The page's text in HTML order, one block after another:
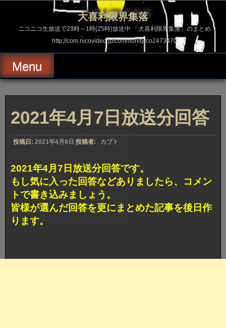
ス
ッ
プ
大喜利限界集落
ニコニコ生放送で23時～1時(25時)放送中 「大喜利限界集落」のまとめ
http://com.nicovideo.jp/community/co2473470
Menu
2021年4月7日放送分回答
投稿日: 2021年4月8日 投稿者: カブト
2021年4月7日放送分回答です。
もし気に入った回答などありましたら、コメン
トで書き込みましょう。
皆様が選んだ回答を更にまとめた記事を後日作
ります。